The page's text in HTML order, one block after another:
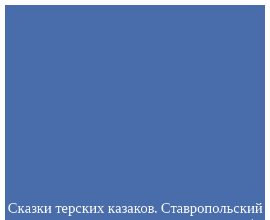
Сказки терских казаков. Ставропольский